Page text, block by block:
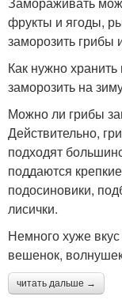
фрукты и ягоды,
заморозить грибы
Как нужно
заморозить на
Можно ли грибы
Действительно,
подходят
поддаются
подосиновики,
лисички.
Немного хуже
вешенок,
читать дальше →